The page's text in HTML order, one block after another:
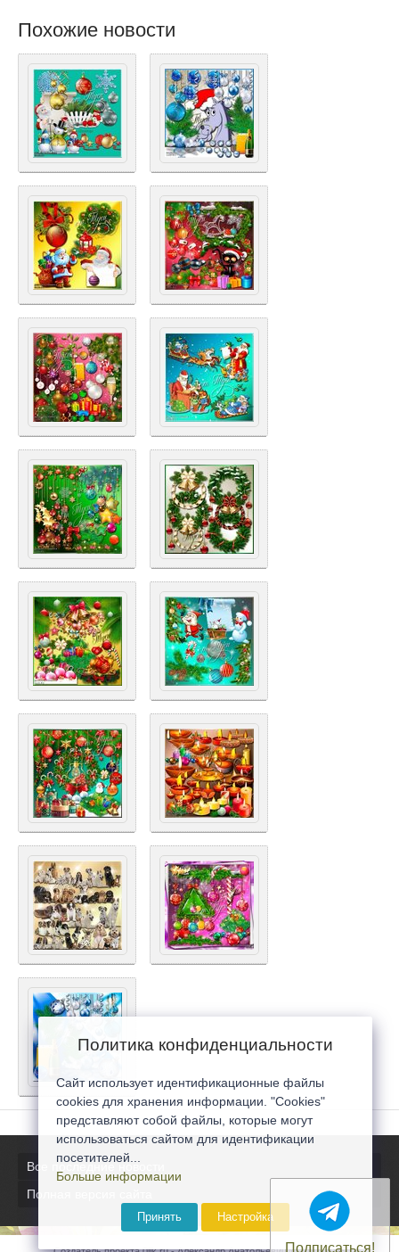
Похожие новости
Все последние новости
Полная версия сайта
Подписаться!
Политика конфиденциальности
Сайт использует идентификационные файлы
cookies для хранения информации. "Cookies"
представляют собой файлы, которые могут
использоваться сайтом для идентификации
посетителей...
Больше информации
Принять Настройка